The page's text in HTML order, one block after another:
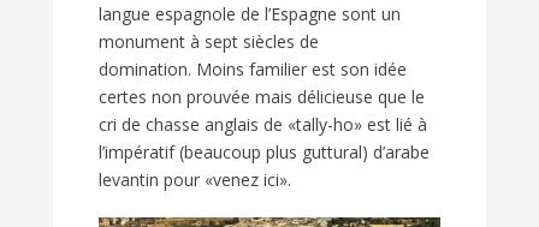
langue espagnole de l’Espagne sont un
monument à sept siècles de
domination. Moins familier est son idée
certes non prouvée mais délicieuse que le
cri de chasse anglais de «tally-ho» est lié à
l’impératif (beaucoup plus guttural) d’arabe
levantin pour «venez ici».